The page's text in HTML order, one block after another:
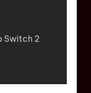
Switch 2